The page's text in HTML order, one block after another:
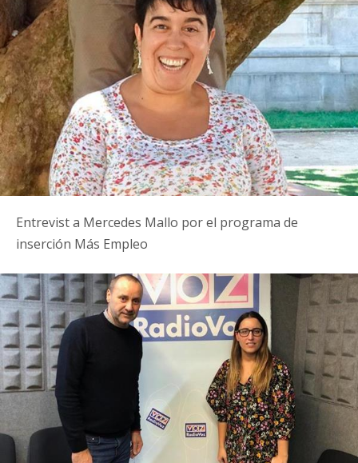
Entrevist a Mercedes Mallo por el programa de
inserción Más Empleo